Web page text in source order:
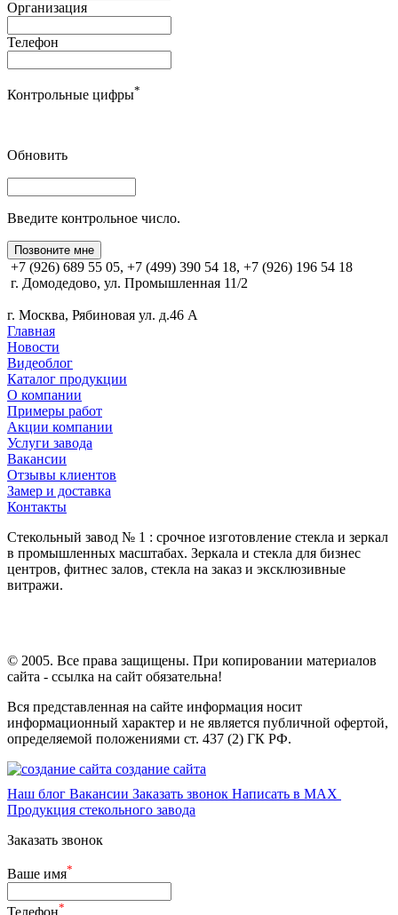
Организация
Телефон
Контрольные цифры*
Обновить
Введите контрольное число.
Позвоните мне
+7 (926) 689 55 05, +7 (499) 390 54 18, +7 (926) 196 54 18
г. Домодедово, ул. Промышленная 11/2
г. Москва, Рябиновая ул. д.46 А
Главная
Новости
Видеоблог
Каталог продукции
О компании
Примеры работ
Акции компании
Услуги завода
Вакансии
Отзывы клиентов
Замер и доставка
Контакты
Стекольный завод № 1 : срочное изготовление стекла и зеркал
в промышленных масштабах. Зеркала и стекла для бизнес
центров, фитнес залов, стекла на заказ и эксклюзивные
витражи.
© 2005. Все права защищены. При копировании материалов
сайта - ссылка на сайт обязательна!
Вся представленная на сайте информация носит
информационный характер и не является публичной офертой,
определяемой положениями ст. 437 (2) ГК РФ.
создание сайта
Наш блог Вакансии Заказать звонок Написать в MAX
Продукция стекольного завода
Заказать звонок
Ваше имя*
*